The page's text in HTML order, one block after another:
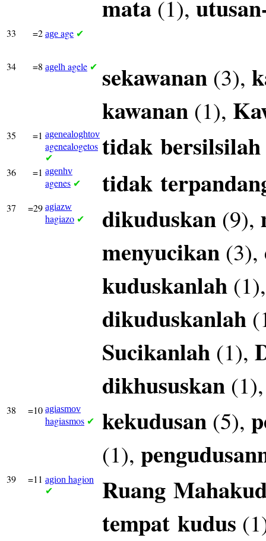
mata (1),
33 =2 age age ✔
34 =8 agelh agele ✔ sekawanan (3),
kawanan (1),
35 =1 agenealoghtov
agenealogetos
✔ tidak bersilsilah
36 =1 agenhv
agenes ✔ tidak
37 =29 agiazw
hagiazo ✔ dikuduskan (9),
menyucikan (3),
kuduskanlah
dikuduskanlah
Sucikanlah (1),
dikhususkan
38 =10 agiasmov
hagiasmos ✔ kekudusan (5),
(1),
39 =11 agion hagion
✔ Ruang
tempat kudus